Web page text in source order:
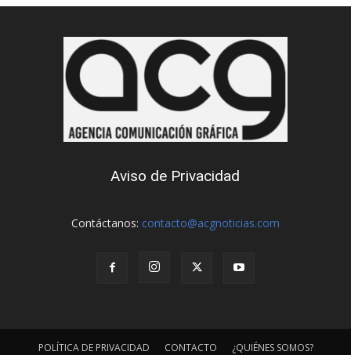
Aviso de Privacidad
Contáctanos: contacto@acgnoticias.com
POLÍTICA DE PRIVACIDAD CONTACTO ¿QUIÉNES SOMOS?